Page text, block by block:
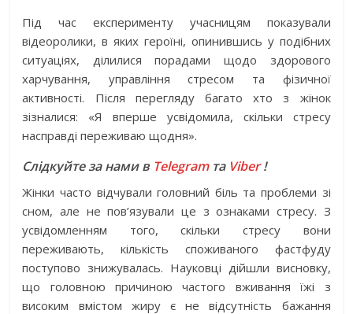
Під час експерименту учасницям показували
відеоролики, в яких героїні, опинившись у подібних
ситуаціях, ділилися порадами щодо здорового
харчування, управління стресом та фізичної
активності. Після перегляду багато хто з жінок
зізналися: «Я вперше усвідомила, скільки стресу
насправді переживаю щодня».
Слідкуйте за нами в Telegramта Viber!
Жінки часто відчували головний біль та проблеми зі
сном, але не пов’язували це з ознаками стресу. З
усвідомленням того, скільки стресу вони
переживають, кількість споживаного фастфуду
поступово знижувалась. Науковці дійшли висновку,
що головною причиною частого вживання їжі з
високим вмістом жиру є не відсутність бажання